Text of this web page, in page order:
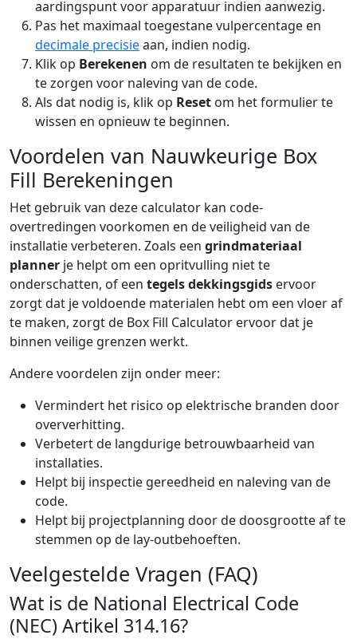
aardingspunt voor apparatuur indien aanwezig.
Pas het maximaal toegestane vulpercentage en
decimale precisieaan, indien nodig.
Klik op Berekenen om de resultaten te bekijken en
te zorgen voor naleving van de code.
Als dat nodig is, klik op Reset om het formulier te
wissen en opnieuw te beginnen.
Voordelen van Nauwkeurige Box
Fill Berekeningen
Het gebruik van deze calculator kan code-
overtredingen voorkomen en de veiligheid van de
installatie verbeteren. Zoals een grindmateriaal
planner je helpt om een opritvulling niet te
onderschatten, of een tegels dekkingsgids ervoor
zorgt dat je voldoende materialen hebt om een vloer af
te maken, zorgt de Box Fill Calculator ervoor dat je
binnen veilige grenzen werkt.
Andere voordelen zijn onder meer:
Vermindert het risico op elektrische branden door
oververhitting.
Verbetert de langdurige betrouwbaarheid van
installaties.
Helpt bij inspectie gereedheid en naleving van de
code.
Helpt bij projectplanning door de doosgrootte af te
stemmen op de lay-outbehoeften.
Veelgestelde Vragen (FAQ)
Wat is de National Electrical Code
(NEC) Artikel 314.16?